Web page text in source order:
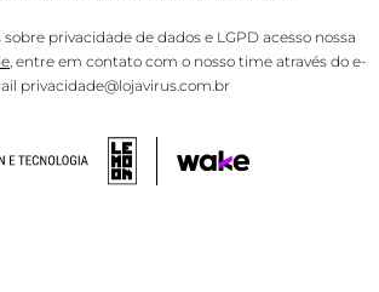
privacidade de dados e LGPD acesso nossa
, entre em contato com o nosso time através do e-
privacidade@lojavirus.com.br